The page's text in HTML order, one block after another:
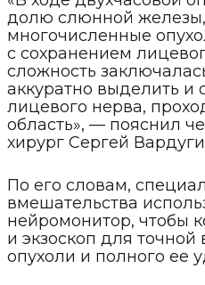
долю слюнной
многочисленные
с сохранением
сложность
аккуратно выделить и
лицевого нерва,
область», — пояснил
хирург Сергей
По его словам,
вмешательства
нейромонитор, чтобы
и экзоскоп для точной
опухоли и полного ее